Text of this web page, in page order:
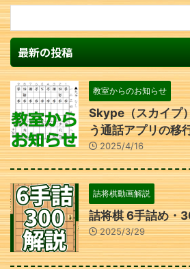
最新の投稿
教室からのお知らせ
Skype（スカイプ
う通話アプリの移
2025/4/16
詰将棋動画解説
詰将棋 6手詰め・
2025/3/29